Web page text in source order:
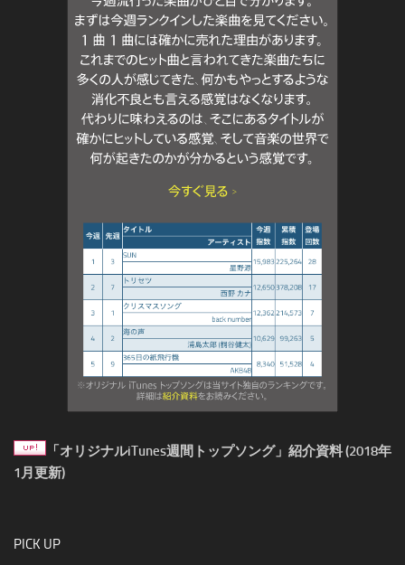
「オリジナルiTunes週間トップソング」紹介資料 (2018年
1月更新)
PICK UP